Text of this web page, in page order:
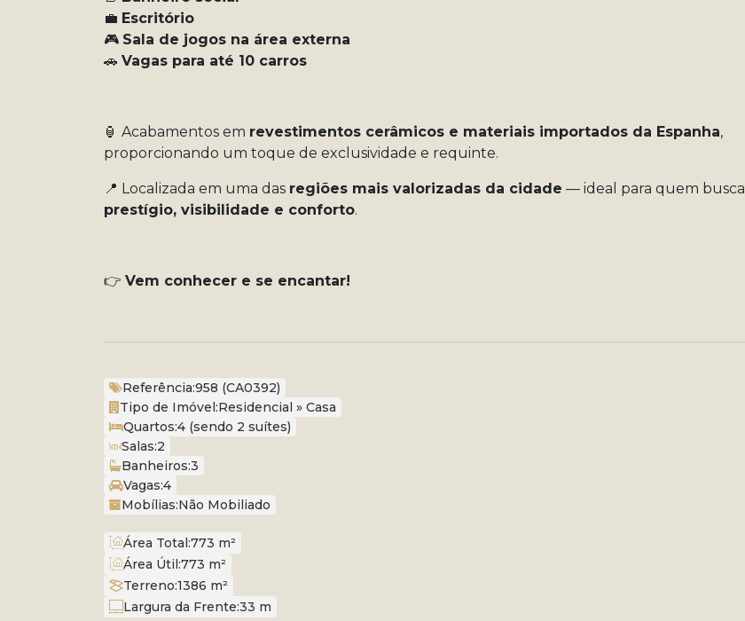
💼 Escritório
🎮 Sala de jogos na área externa
🚗 Vagas para até 10 carros
🏮 Acabamentos em revestimentos cerâmicos e materiais importados da Espanha,
proporcionando um toque de exclusividade e requinte.
📍 Localizada em uma das regiões mais valorizadas da cidade — ideal para quem busca
prestígio, visibilidade e conforto.
👉 Vem conhecer e se encantar!
Referência:958 (CA0392)
Tipo de Imóvel:Residencial » Casa
Quartos:4 (sendo 2 suítes)
Salas:2
Banheiros:3
Vagas:4
Mobílias:Não Mobiliado
Área Total:773 m²
Área Útil:773 m²
Terreno:1386 m²
Largura da Frente:33 m